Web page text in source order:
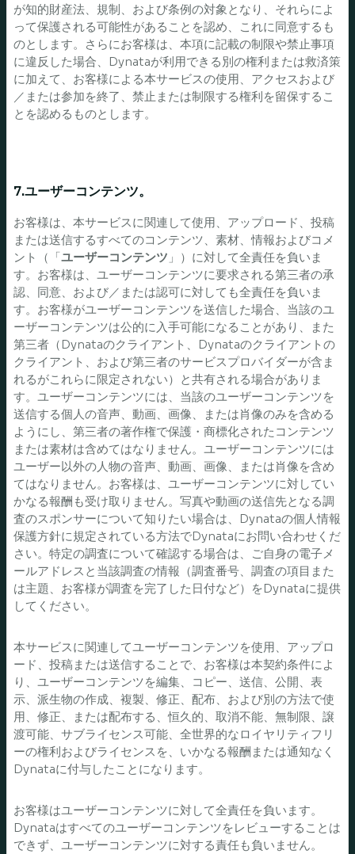
が知的財産法、規制、および条例の対象となり、それらによ
って保護される可能性があることを認め、これに同意するも
のとします。さらにお客様は、本項に記載の制限や禁止事項
に違反した場合、Dynataが利用できる別の権利または救済策
に加えて、お客様による本サービスの使用、アクセスおよび
／または参加を終了、禁止または制限する権利を留保するこ
とを認めるものとします。
7.ユーザーコンテンツ。
お客様は、本サービスに関連して使用、アップロード、投稿
または送信するすべてのコンテンツ、素材、情報およびコメ
ント（「ユーザーコンテンツ 」）に対して全責任を負いま
す。お客様は、ユーザーコンテンツに要求される第三者の承
認、同意、および／または認可に対しても全責任を負いま
す。お客様がユーザーコンテンツを送信した場合、当該のユ
ーザーコンテンツは公的に入手可能になることがあり、また
第三者（Dynataのクライアント、Dynataのクライアントの
クライアント、および第三者のサービスプロバイダーが含ま
れるがこれらに限定されない）と共有される場合がありま
す。ユーザーコンテンツには、当該のユーザーコンテンツを
送信する個人の音声、動画、画像、または肖像のみを含める
ようにし、第三者の著作権で保護・商標化されたコンテンツ
または素材は含めてはなりません。ユーザーコンテンツには
ユーザー以外の人物の音声、動画、画像、または肖像を含め
てはなりません。お客様は、ユーザーコンテンツに対してい
かなる報酬も受け取りません。写真や動画の送信先となる調
査のスポンサーについて知りたい場合は、Dynataの個人情報
保護方針に規定されている方法でDynataにお問い合わせくだ
さい。特定の調査について確認する場合は、ご自身の電子メ
ールアドレスと当該調査の情報（調査番号、調査の項目また
は主題、お客様が調査を完了した日付など）をDynataに提供
してください。
本サービスに関連してユーザーコンテンツを使用、アップロ
ード、投稿または送信することで、お客様は本契約条件によ
り、ユーザーコンテンツを編集、コピー、送信、公開、表
示、派生物の作成、複製、修正、配布、および別の方法で使
用、修正、または配布する、恒久的、取消不能、無制限、譲
渡可能、サブライセンス可能、全世界的なロイヤリティフリ
ーの権利およびライセンスを、いかなる報酬または通知なく
Dynataに付与したことになります。
お客様はユーザーコンテンツに対して全責任を負います。
Dynataはすべてのユーザーコンテンツをレビューすることは
できず、ユーザーコンテンツに対する責任も負いません。